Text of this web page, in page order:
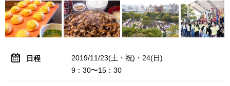
日程
2019/11/23(土・祝)・24(日)
9：30〜15：30